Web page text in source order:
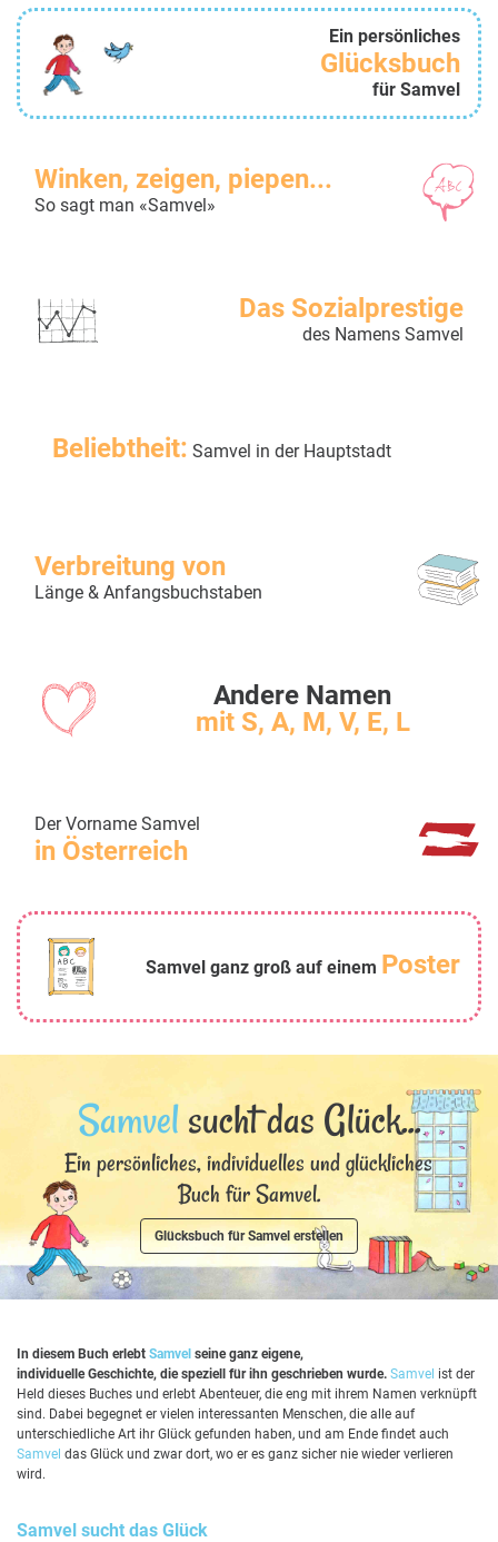
Ein persönliches
Glücksbuch
für Samvel
Winken, zeigen, piepen...
So sagt man «Samvel»
Das Sozialprestige
des Namens Samvel
Beliebtheit: Samvel in der Hauptstadt
Verbreitung von
Länge & Anfangsbuchstaben
Andere Namen
mit S, A, M, V, E, L
Der Vorname Samvel
in Österreich
Samvel ganz groß auf einem Poster
Samvelsucht das Glück...
Ein persönliches, individuelles und glückliches
Buch für Samvel.
Glücksbuch für Samvel erstellen
In diesem Buch erlebt Samvel seine ganz eigene,
individuelle Geschichte, die speziell für ihn geschrieben wurde. Samvel ist der
Held dieses Buches und erlebt Abenteuer, die eng mit ihrem Namen verknüpft
sind. Dabei begegnet er vielen interessanten Menschen, die alle auf
unterschiedliche Art ihr Glück gefunden haben, und am Ende findet auch
Samvel das Glück und zwar dort, wo er es ganz sicher nie wieder verlieren
wird.
Samvel sucht das Glück